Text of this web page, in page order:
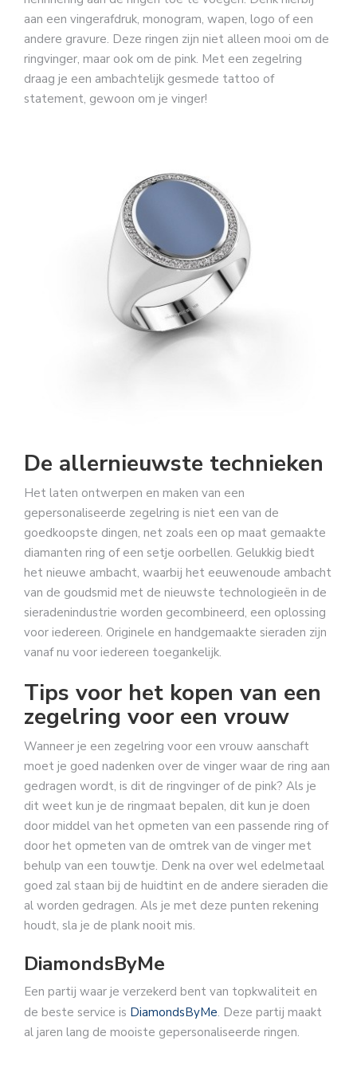
aan een vingerafdruk, monogram, wapen, logo of een
andere gravure. Deze ringen zijn niet alleen mooi om de
ringvinger, maar ook om de pink. Met een zegelring
draag je een ambachtelijk gesmede tattoo of
statement, gewoon om je vinger!
De allernieuwste technieken
Het laten ontwerpen en maken van een
gepersonaliseerde zegelring is niet een van de
goedkoopste dingen, net zoals een op maat gemaakte
diamanten ring of een setje oorbellen. Gelukkig biedt
het nieuwe ambacht, waarbij het eeuwenoude ambacht
van de goudsmid met de nieuwste technologieën in de
sieradenindustrie worden gecombineerd, een oplossing
voor iedereen. Originele en handgemaakte sieraden zijn
vanaf nu voor iedereen toegankelijk.
Tips voor het kopen van een
zegelring voor een vrouw
Wanneer je een zegelring voor een vrouw aanschaft
moet je goed nadenken over de vinger waar de ring aan
gedragen wordt, is dit de ringvinger of de pink? Als je
dit weet kun je de ringmaat bepalen, dit kun je doen
door middel van het opmeten van een passende ring of
door het opmeten van de omtrek van de vinger met
behulp van een touwtje. Denk na over wel edelmetaal
goed zal staan bij de huidtint en de andere sieraden die
al worden gedragen. Als je met deze punten rekening
houdt, sla je de plank nooit mis.
DiamondsByMe
Een partij waar je verzekerd bent van topkwaliteit en
de beste service is DiamondsByMe. Deze partij maakt
al jaren lang de mooiste gepersonaliseerde ringen.